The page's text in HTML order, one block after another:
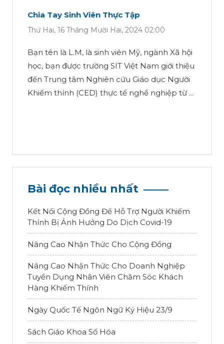
Chia Tay Sinh Viên Thực Tập
Thứ Hai, 16 Tháng Mười Hai, 2024 02:00
Bạn tên là L.M, là sinh viên Mỹ, ngành Xã hội
học, bạn được trường SIT Việt Nam giới thiệu
đến Trung tâm Nghiên cứu Giáo dục Người
Khiếm thính (CED) thực tế nghề nghiệp từ ...
Bài đọc nhiều nhất
Kết Nối Cộng Đồng Để Hỗ Trợ Người Khiếm
Thính Bị Ảnh Hưởng Do Dịch Covid-19
Nâng Cao Nhận Thức Cho Cộng Đồng
Nâng Cao Nhận Thức Cho Doanh Nghiệp
Tuyển Dụng Nhân Viên Chăm Sóc Khách
Hàng Khiếm Thính
Ngày Quốc Tế Ngôn Ngữ Ký Hiệu 23/9
Sách Giáo Khoa Số Hóa